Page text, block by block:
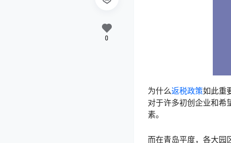
为什么返税政策如此重
对于许多初创企业和希
素。
而在青岛平度，各大园
0